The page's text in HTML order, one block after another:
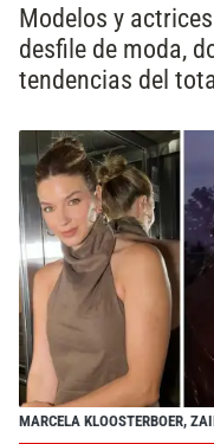
Modelos y
desfile de moda,
tendencias del
MARCELA KLOOSTERBOER,